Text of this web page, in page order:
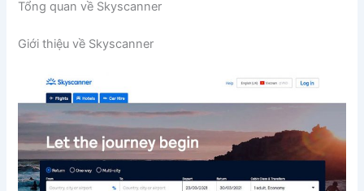
Tổng quan về Skyscanner
Giới thiệu về Skyscanner